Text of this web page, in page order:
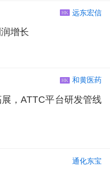
HK 远东宏信
增长
HK 和黄医药
，ATTC平台研发管线
通化东宝